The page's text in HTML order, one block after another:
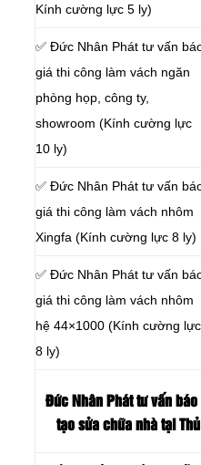
Kính cường lực 5 ly)
✅ Đức Nhân Phát tư vấn
giá thi công làm vách ngăn
phòng họp, công ty,
showroom (Kính cường lực
10 ly)
✅ Đức Nhân Phát tư vấn
giá thi công làm vách nhôm
Xingfa (Kính cường lực 8 ly)
✅ Đức Nhân Phát tư vấn
giá thi công làm vách nhôm
hệ 44×1000 (Kính cường lực
8 ly)
Đức Nhân Phát tư vấn
tạo sửa chữa nhà tại